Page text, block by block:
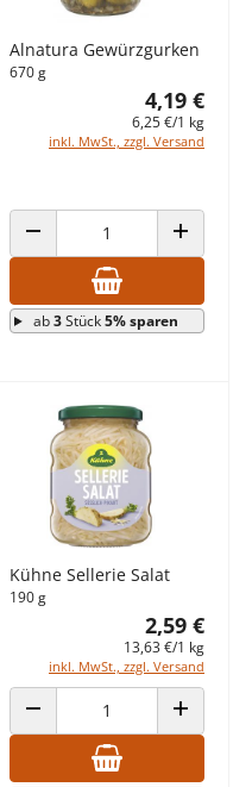
Alnatura Gewürzgurken
670 g
4,19 €
6,25 €/1 kg
inkl. MwSt., zzgl. Versand
ANZAHL VERRINGERN ANZAHL
ab3Stück5% sparen
Kühne Sellerie Salat
190 g
2,59 €
13,63 €/1 kg
inkl. MwSt., zzgl. Versand
ANZAHL VERRINGERN ANZAHL